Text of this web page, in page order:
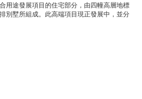
用途發展項目的住宅部分，由四幢高層地標
別墅所組成。此高端項目現正發展中，並分